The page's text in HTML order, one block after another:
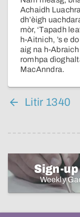
Achaidh
dh’èigh
mòr, ‘Tapadh
h-Aitnich, ’s e
aig na h-
romhpa
MacAnndra.
Litir 1340
Sign-
Weekly